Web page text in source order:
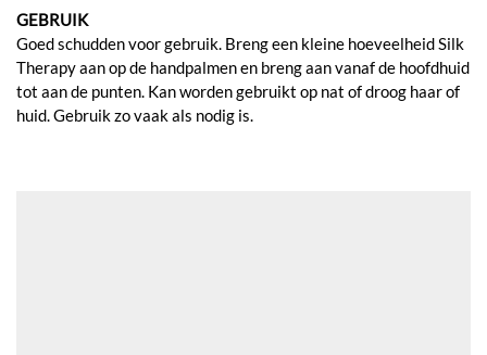
GEBRUIK
Goed schudden voor gebruik. Breng een kleine hoeveelheid Silk
Therapy aan op de handpalmen en breng aan vanaf de hoofdhuid
tot aan de punten. Kan worden gebruikt op nat of droog haar of
huid. Gebruik zo vaak als nodig is.